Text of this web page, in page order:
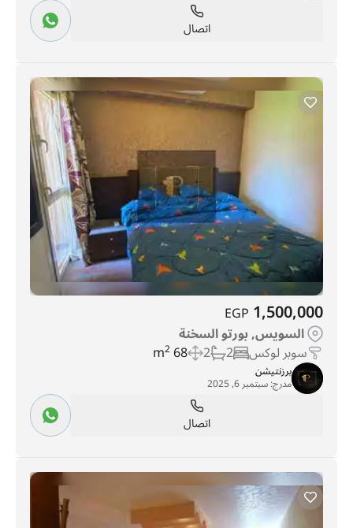
اتصال
1,500,000
EGP
السويس, بورتو السخنة
سوبر لوكس 2
2
68 m
2
برزنتيشن
مدرج:سبتمبر 6, 2025
اتصال